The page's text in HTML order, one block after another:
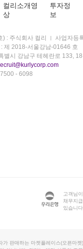
컬리소개영
상
투자정
보
) : 주식회사 컬리 사업자등
제 2018-서울강남-01646 호
별시 강남구 테헤란로 133,
- 6098
고객님
채무지
있습니다.
판매하는 마켓플레이스(오픈마